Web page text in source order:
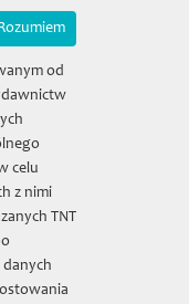
on-line
Kontakt
od
celu
z nimi
TNT
danych